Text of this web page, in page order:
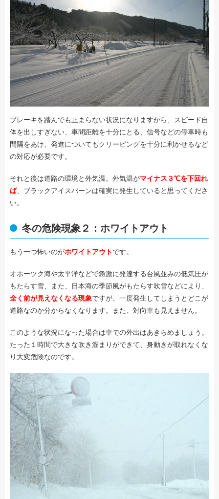
ブレーキを踏んでも止まらない状況になりますから、スピード自
体を出しすぎない、車間距離を十分にとる、信号などの停車時も
間隔をあけ、発進についてもクリーピングを十分に利かせるなど
の対応が必要です。
それと後は道路の環境と外気温。外気温がマイナス３℃を下回れ
ば、ブラックアイスバーンは確実に発生していると思ってくださ
い。
冬の危険現象２：ホワイトアウト
もう一つ怖いのがホワイトアウトです。
オホーツク海や太平洋などで急激に発達する台風並みの低気圧が
もたらす雪、また、日本海の季節風がもたらす吹雪などにより、
全く前が見えなくなる現象ですが、一度発生してしまうとどこが
道路なのか分からなくなります。また、対向車も見えません。
このような状況になった場合は車での外出はあきらめましょう。
たった１時間で大きな吹き溜まりができて、身動きが取れなくな
り大変危険なのです。